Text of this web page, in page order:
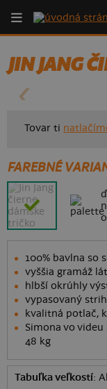
JIN JANG
Tovar ti
FAREBNÉ
100% bavlna so
vyššia gramáž
hlbší okrúhly
vypasovaný
kvalitná potlač,
Simona vo videu
48 kg
Tabuľka veľkostí: